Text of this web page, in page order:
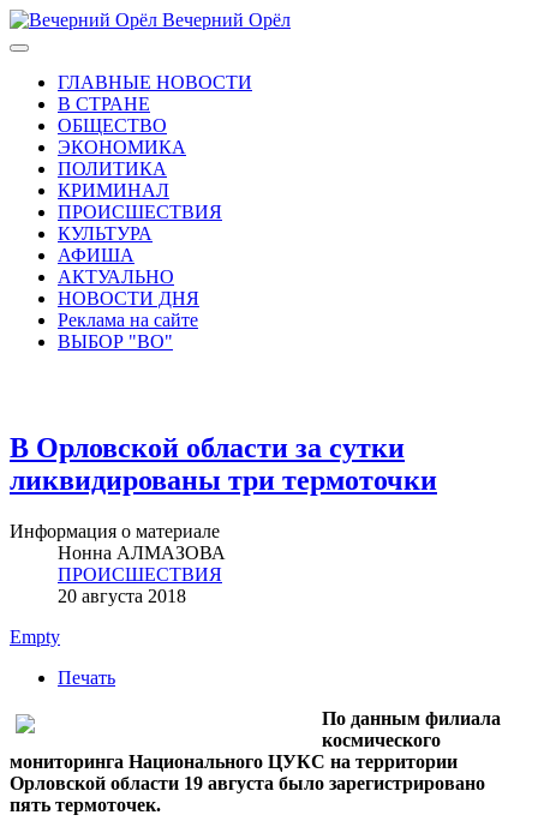
Вечерний Орёл
ГЛАВНЫЕ НОВОСТИ
В СТРАНЕ
ОБЩЕСТВО
ЭКОНОМИКА
ПОЛИТИКА
КРИМИНАЛ
ПРОИСШЕСТВИЯ
КУЛЬТУРА
АФИША
АКТУАЛЬНО
НОВОСТИ ДНЯ
Реклама на сайте
ВЫБОР "ВО"
В Орловской области за сутки
ликвидированы три термоточки
Информация о материале
Нонна АЛМАЗОВА
ПРОИСШЕСТВИЯ
20 августа 2018
Empty
Печать
По данным филиала
космического
мониторинга Национального ЦУКС на территории
Орловской области 19 августа было зарегистрировано
пять термоточек.